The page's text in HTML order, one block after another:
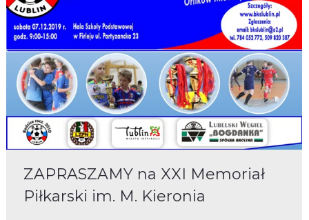
ZAPRASZAMY na XXI Memoriał
Piłkarski im. M. Kieronia